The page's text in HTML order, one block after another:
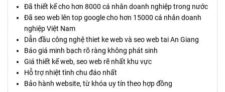
Đã thiết kế cho hơn 8000 cá nhân doanh nghiệp trong nước
Đã seo web lên top google cho hơn 15000 cá nhân doanh
nghiệp Việt Nam
Dẫn đầu công nghệ thiet ke web và seo web tai An Giang
Báo giá minh bạch rõ ràng không phát sinh
Giá thiết kế web, seo web rẽ nhất khu vực
Hỗ trợ nhiệt tình chu đáo nhất
Bảo hành website, từ khóa uy tín theo hợp đồng